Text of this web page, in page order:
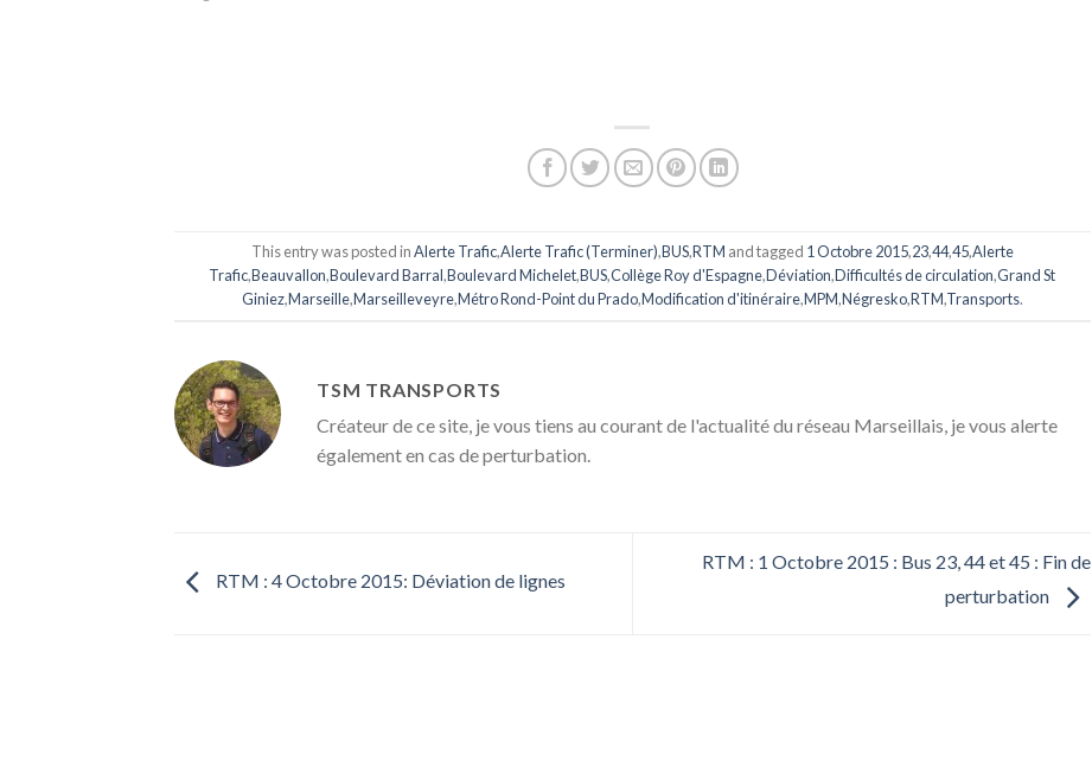
This entry was posted inAlerte Trafic,Alerte Trafic (Terminer),BUS,RTM and tagged 1 Octobre 2015,23,44,45,Alerte
Trafic,Beauvallon,Boulevard Barral,Boulevard Michelet,BUS,Collège Roy d'Espagne,Déviation,Difficultés de circulation,Grand St
Giniez,Marseille,Marseilleveyre,Métro Rond-Point du Prado,Modification d'itinéraire,MPM,Négresko,RTM,Transports.
TSM TRANSPORTS
Créateur de ce site, je vous tiens au courant de l'actualité du réseau Marseillais, je vous alerte
également en cas de perturbation.
RTM : 4 Octobre 2015: Déviation de lignes
RTM : 1 Octobre 2015 : Bus 23, 44 et 45 : Fin de
perturbation